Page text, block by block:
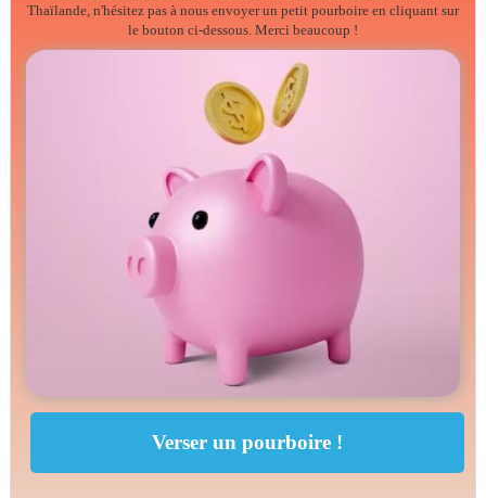
Thaïlande, n'hésitez pas à nous envoyer un petit pourboire en cliquant sur
le bouton ci-dessous. Merci beaucoup !